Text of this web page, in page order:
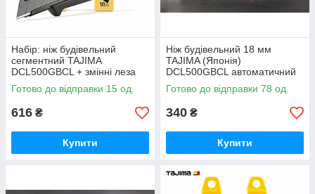
Набір: ніж будівельний
сегментний TAJIMA
DCL500GBCL + змінні леза
20 шт
Готово до відправки 15 од.
616 ₴
Купити
Ніж будівельний 18 мм
TAJIMA (Японія)
DCL500GBCL автоматичний
фіксатор
Готово до відправки 78 од.
340 ₴
Купити